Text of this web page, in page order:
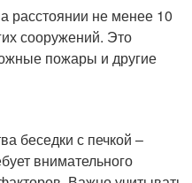
расстоянии не менее 10
сооружений. Это
пожары и другие
беседки с печкой –
внимательного